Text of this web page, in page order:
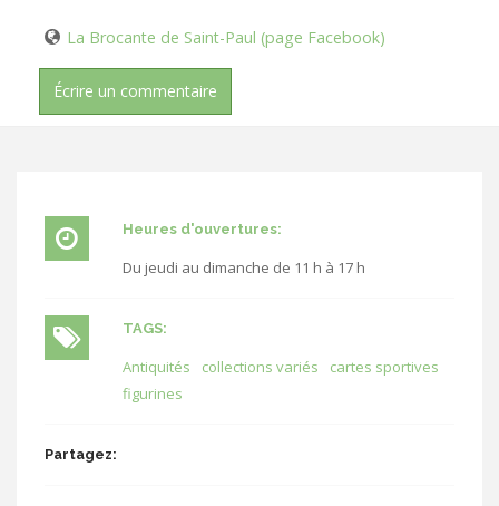
La Brocante de Saint-Paul (page Facebook)
Écrire un commentaire
Heures d'ouvertures:
Du jeudi au dimanche de 11 h à 17 h
TAGS:
Antiquités collections variés
cartes sportives
figurines
Partagez: